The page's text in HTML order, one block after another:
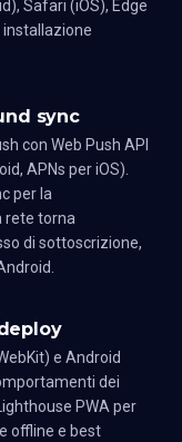
Safari (iOS), Edge
sync
con Web Push API
APNs per iOS).
per la
rete torna
di sottoscrizione,
e Android
dei
PWA per
offline e best